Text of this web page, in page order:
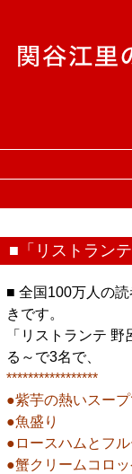
■「リストラン
■ 全国100万人の
きです。
「リストランテ
る～で3名で、
*****************
●紫芋の熱いスープ
●魚盛り
●ロースハムとフ
●蟹クリームコロッ